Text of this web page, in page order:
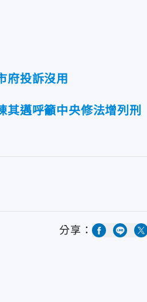
府投訴沒用
邁呼籲中央修法增列刑
分享：